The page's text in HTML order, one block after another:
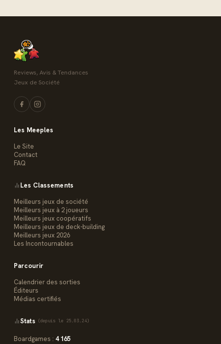
Reviews, Avis & Tendances
Jeux de Société
Les Meeples
Le Site
Contact
FAQ
Les Classements
Meilleurs jeux de société
Meilleurs jeux à 2 joueurs
Meilleurs jeux coopératifs
Meilleurs jeux de deck-building
Meilleurs jeux 2026
Les Incontournables
Parcourir
Calendrier des sorties
Éditeurs
Médias certifiés
Stats (depuis le 25.03.24)
Boardgames : 4 165